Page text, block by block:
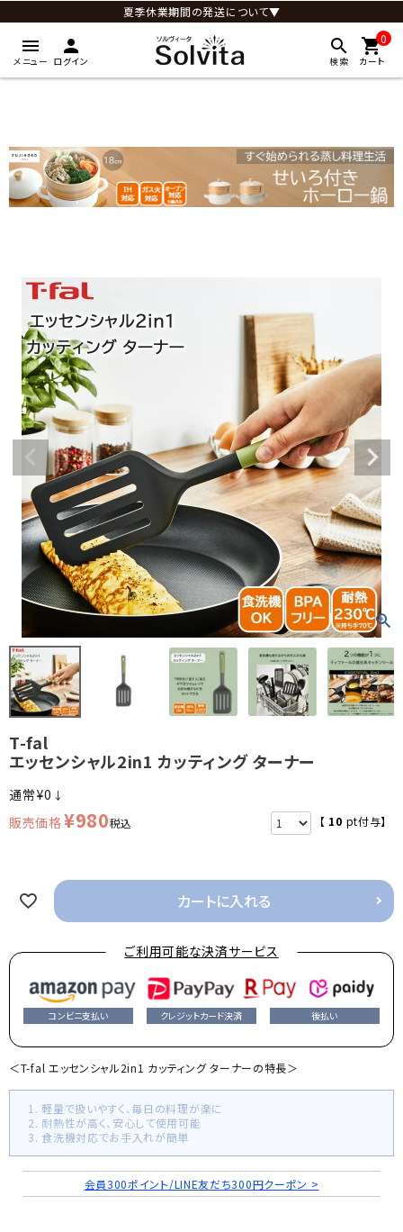
夏季休業期間の発送について▼
menu
メニュー
person
ログイン
search
検索
0
shopping_cart
カート
T-fal
エッセンシャル2in1 カッティング ターナー
¥0 ↓
¥980税込 【 10 pt付与】
カートに入れる
ご利用可能な決済サービス
コンビニ支払い クレジットカード決済 後払い
＜T-fal エッセンシャル2in1 カッティング ターナーの特長＞
1. 軽量で扱いやすく、毎日の料理が楽に
2. 耐熱性が高く、安心して使用可能
3. 食洗機対応でお手入れが簡単
会員300ポイント/LINE友だち300円クーポン >